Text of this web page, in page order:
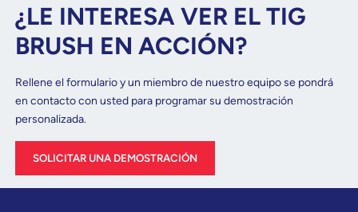
¿LE INTERESA VER EL TIG
BRUSH EN ACCIÓN?
Rellene el formulario y un miembro de nuestro equipo se pondrá
en contacto con usted para programar su demostración
personalizada.
SOLICITAR UNA DEMOSTRACIÓN